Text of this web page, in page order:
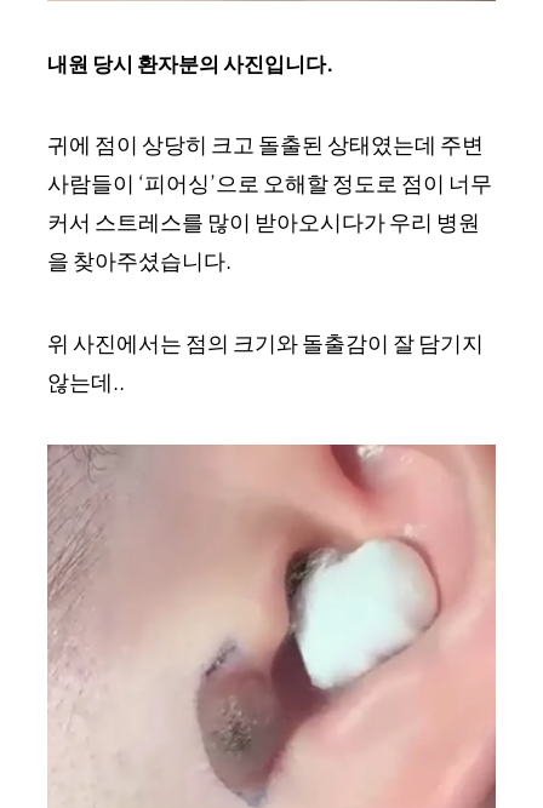
내원 당시 환자분의 사진입니다.
귀에 점이 상당히 크고 돌출된 상태였는데 주변
사람들이 ‘피어싱’으로 오해할 정도로 점이 너무
커서 스트레스를 많이 받아오시다가 우리 병원
을 찾아주셨습니다.
위 사진에서는 점의 크기와 돌출감이 잘 담기지
않는데..